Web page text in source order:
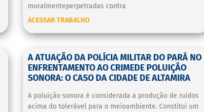
moralmenteperpetradas contra
ACESSAR TRABALHO
A ATUAÇÃO DA POLÍCIA MILITAR DO PARÁ NO
ENFRENTAMENTO AO CRIMEDE POLUIÇÃO
SONORA: O CASO DA CIDADE DE ALTAMIRA
A poluição sonora é considerada a produção de ruídos
acima do tolerável para o meioambiente. Constitui um